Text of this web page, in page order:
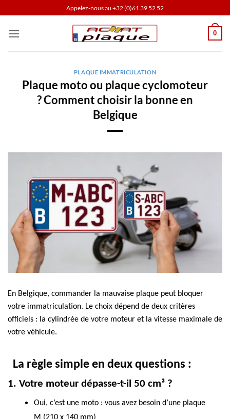
au
contenu
Appelez-nous au +32 (0)61 39 52 52
0
PLAQUE IMMATRICULATION
Plaque moto ou plaque cyclomoteur
? Comment choisir la bonne en
Belgique
En Belgique, commander la mauvaise plaque peut bloquer
votre immatriculation. Le choix dépend de deux critères
officiels : la cylindrée de votre moteur et la vitesse maximale de
votre véhicule.
La règle simple en deux questions :
1. Votre moteur dépasse-t-il 50 cm³ ?
Oui, c’est une moto : vous avez besoin d’uneplaque